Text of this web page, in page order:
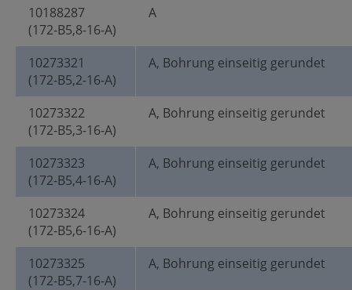
10188287
(172-B5,8-16-A)
A
10273321
(172-B5,2-16-A)
A, Bohrung einseitig gerundet
10273322
(172-B5,3-16-A)
A, Bohrung einseitig gerundet
10273323
(172-B5,4-16-A)
A, Bohrung einseitig gerundet
10273324
(172-B5,6-16-A)
A, Bohrung einseitig gerundet
10273325
(172-B5,7-16-A)
A, Bohrung einseitig gerundet